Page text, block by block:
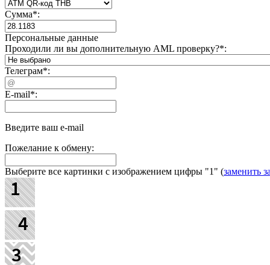
Сумма*:
Персональные данные
Проходили ли вы дополнительную AML проверку?*:
Телеграм*:
E-mail*:
Введите ваш e-mail
Пожелание к обмену:
Выберите все картинки с изображением цифры "1" (заменить